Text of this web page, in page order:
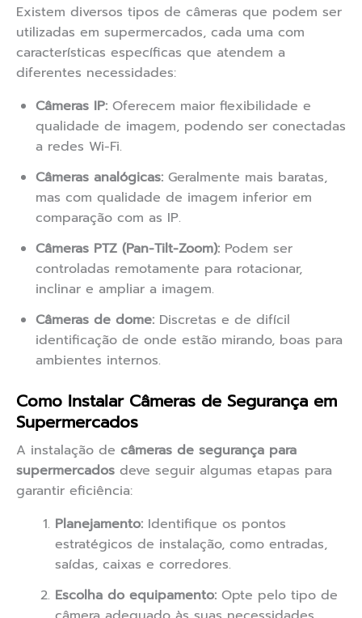
Existem diversos tipos de câmeras que podem ser
utilizadas em supermercados, cada uma com
características específicas que atendem a
diferentes necessidades:
Câmeras IP: Oferecem maior flexibilidade e
qualidade de imagem, podendo ser conectadas
a redes Wi-Fi.
Câmeras analógicas: Geralmente mais baratas,
mas com qualidade de imagem inferior em
comparação com as IP.
Câmeras PTZ (Pan-Tilt-Zoom): Podem ser
controladas remotamente para rotacionar,
inclinar e ampliar a imagem.
Câmeras de dome: Discretas e de difícil
identificação de onde estão mirando, boas para
ambientes internos.
Como Instalar Câmeras de Segurança em
Supermercados
A instalação de câmeras de segurança para
supermercados deve seguir algumas etapas para
garantir eficiência:
Planejamento: Identifique os pontos
estratégicos de instalação, como entradas,
saídas, caixas e corredores.
Escolha do equipamento: Opte pelo tipo de